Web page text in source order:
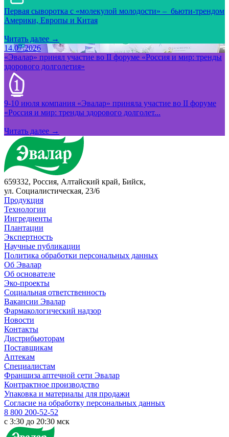
Первая сыворотка с «молекулой молодости» – бьюти-трендом
Америки, Европы и Китая
Читать далее →
14.07.2026
«Эвалар» принял участие во II форуме «Россия и мир: тренды
здорового долголетия»
9-10 июля компания «Эвалар» приняла участие во II форуме
«Россия и мир: тренды здорового долголет...
Читать далее →
659332, Россия, Алтайский край, Бийск,
ул. Социалистическая, 23/6
Продукция
Технологии
Ингредиенты
Плантации
Экспертность
Научные публикации
Политика обработки персональных данных
Об Эвалар
Об основателе
Эко-проекты
Социальная ответственность
Вакансии Эвалар
Фармакологический надзор
Новости
Контакты
Дистрибьюторам
Поставщикам
Аптекам
Специалистам
Франшиза аптечной сети Эвалар
Контрактное производство
Упаковка и материалы для продажи
Согласие на обработку персональных данных
8 800 200-52-52
c 3:30 до 20:30 мск